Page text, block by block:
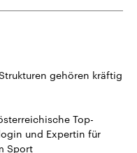
gehören kräftig
Top-
und Expertin für
Sport